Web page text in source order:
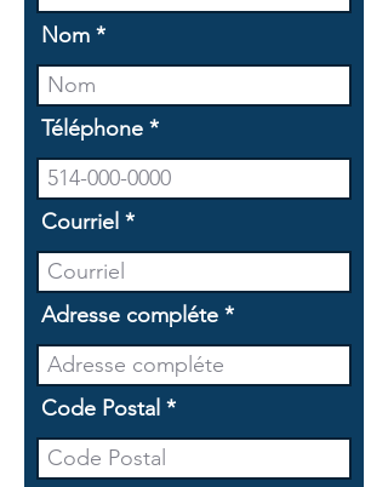
Nom
Téléphone
Courriel
Adresse compléte
Code Postal